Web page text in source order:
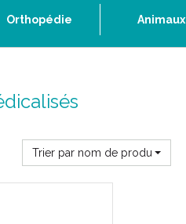
Orthopédie Animaux
Trier par nom de produit